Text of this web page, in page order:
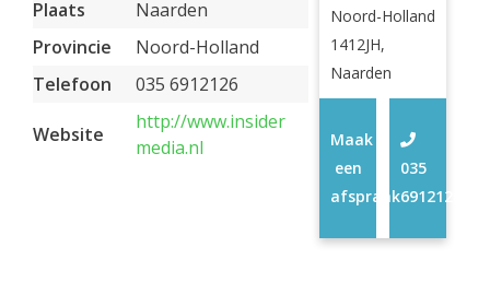
Plaats
Naarden
Provincie
Noord-Holland
Telefoon
035 6912126
Website
http://www.insider
media.nl
Noord-Holland
1412JH,
Naarden
035
6912126
Maak
een
afspraak